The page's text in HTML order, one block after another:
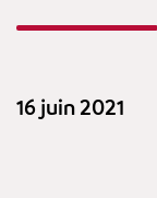
16 juin 2021